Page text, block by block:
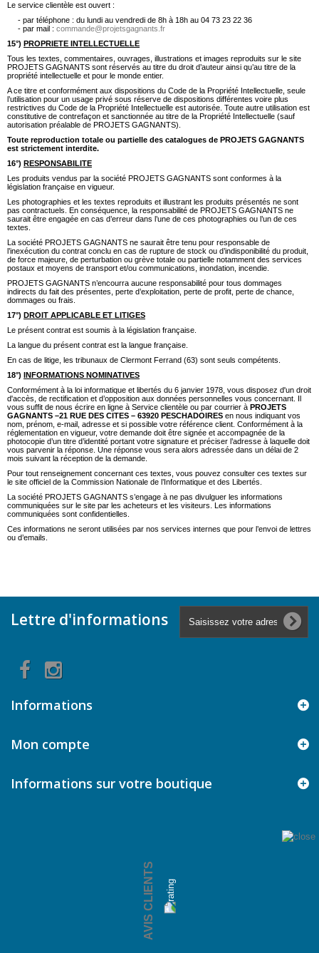
Le service clientèle est ouvert :
- par téléphone : du lundi au vendredi de 8h à 18h au 04 73 23 22 36
- par mail : commande@projetsgagnants.fr
15°) PROPRIETE INTELLECTUELLE
Tous les textes, commentaires, ouvrages, illustrations et images reproduits sur le site
PROJETS GAGNANTS sont réservés au titre du droit d’auteur ainsi qu’au titre de la
propriété intellectuelle et pour le monde entier.
A ce titre et conformément aux dispositions du Code de la Propriété Intellectuelle, seule
l’utilisation pour un usage privé sous réserve de dispositions différentes voire plus
restrictives du Code de la Propriété Intellectuelle est autorisée. Toute autre utilisation est
constitutive de contrefaçon et sanctionnée au titre de la Propriété Intellectuelle (sauf
autorisation préalable de PROJETS GAGNANTS).
Toute reproduction totale ou partielle des catalogues de PROJETS GAGNANTS
est strictement interdite.
16°) RESPONSABILITE
Les produits vendus par la société PROJETS GAGNANTS sont conformes à la
législation française en vigueur.
Les photographies et les textes reproduits et illustrant les produits présentés ne sont
pas contractuels. En conséquence, la responsabilité de PROJETS GAGNANTS ne
saurait être engagée en cas d’erreur dans l’une de ces photographies ou l’un de ces
textes.
La société PROJETS GAGNANTS ne saurait être tenu pour responsable de
l’inexécution du contrat conclu en cas de rupture de stock ou d’indisponibilité du produit,
de force majeure, de perturbation ou grève totale ou partielle notamment des services
postaux et moyens de transport et/ou communications, inondation, incendie.
PROJETS GAGNANTS n’encourra aucune responsabilité pour tous dommages
indirects du fait des présentes, perte d’exploitation, perte de profit, perte de chance,
dommages ou frais.
17°) DROIT APPLICABLE ET LITIGES
Le présent contrat est soumis à la législation française.
La langue du présent contrat est la langue française.
En cas de litige, les tribunaux de Clermont Ferrand (63) sont seuls compétents.
18°) INFORMATIONS NOMINATIVES
Conformément à la loi informatique et libertés du 6 janvier 1978, vous disposez d'un droit
d'accès, de rectification et d’opposition aux données personnelles vous concernant. Il
vous suffit de nous écrire en ligne à Service clientèle ou par courrier à PROJETS
GAGNANTS –21 RUE DES CITES – 63920 PESCHADOIRES en nous indiquant vos
nom, prénom, e-mail, adresse et si possible votre référence client. Conformément à la
réglementation en vigueur, votre demande doit être signée et accompagnée de la
photocopie d’un titre d’identité portant votre signature et préciser l’adresse à laquelle doit
vous parvenir la réponse. Une réponse vous sera alors adressée dans un délai de 2
mois suivant la réception de la demande.
Pour tout renseignement concernant ces textes, vous pouvez consulter ces textes sur
le site officiel de la Commission Nationale de l’Informatique et des Libertés.
La société PROJETS GAGNANTS s’engage à ne pas divulguer les informations
communiquées sur le site par les acheteurs et les visiteurs. Les informations
communiquées sont confidentielles.
Ces informations ne seront utilisées par nos services internes que pour l’envoi de lettres
ou d’emails.
Lettre d'informations
Informations
Mon compte
Informations sur votre boutique
AVIS CLIENTS